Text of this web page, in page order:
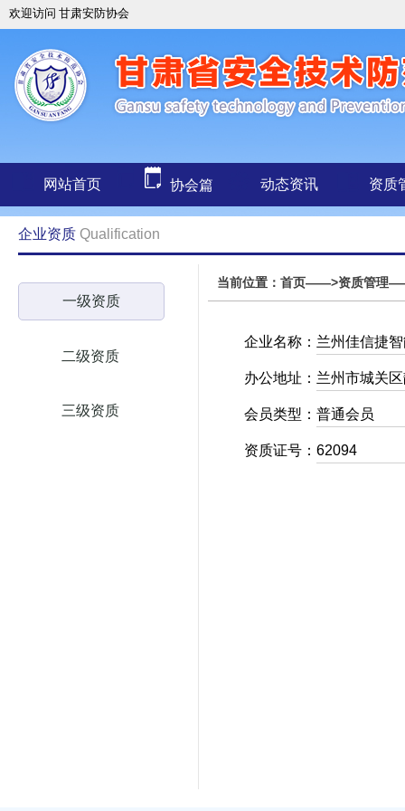
欢迎访问 甘肃安防协会
网站首页 协会篇 动态资讯 资质
企业资质 Qualification
一级资质
二级资质
三级资质
当前位置：首页——>资质管理
企业名称： 兰州佳信捷
办公地址： 兰州市城关
会员类型： 普通会员
资质证号： 62094